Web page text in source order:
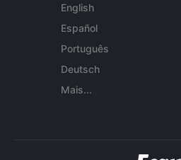
English
Español
Português
Deutsch
Mais...